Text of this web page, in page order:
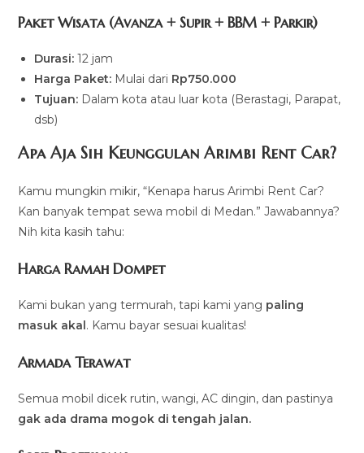
Paket Wisata (Avanza + Supir + BBM + Parkir)
Durasi: 12 jam
Harga Paket: Mulai dari Rp750.000
Tujuan: Dalam kota atau luar kota (Berastagi, Parapat,
dsb)
Apa Aja Sih Keunggulan Arimbi Rent Car?
Kamu mungkin mikir, “Kenapa harus Arimbi Rent Car?
Kan banyak tempat sewa mobil di Medan.” Jawabannya?
Nih kita kasih tahu:
Harga Ramah Dompet
Kami bukan yang termurah, tapi kami yang paling
masuk akal. Kamu bayar sesuai kualitas!
Armada Terawat
Semua mobil dicek rutin, wangi, AC dingin, dan pastinya
gak ada drama mogok di tengah jalan.